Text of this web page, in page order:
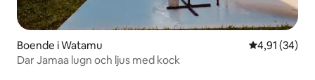
Boende i Watamu 4,91 av 5 i
4,91 (34)
Dar Jamaa lugn och ljus med kock